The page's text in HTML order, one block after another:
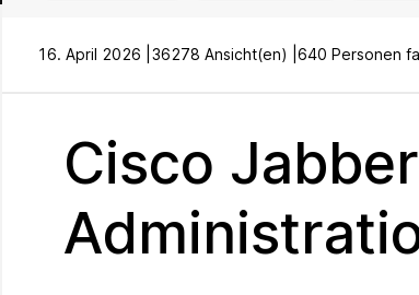
16. April 2026 | 36278 Ansicht(en) | 640 Personen
Cisco